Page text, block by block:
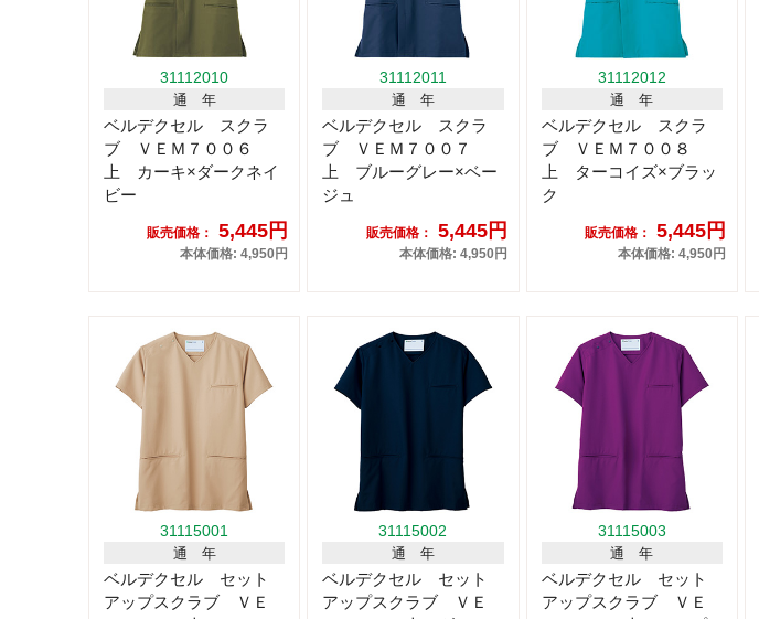
31112010
通 年
ベルデクセル スクラ
ブ ＶＥＭ７００６
上 カーキ×ダークネイ
ビー
販売価格： 5,445円
本体価格: 4,950円
31112011
通 年
ベルデクセル スクラ
ブ ＶＥＭ７００７
上 ブルーグレー×ベー
ジュ
販売価格： 5,445円
本体価格: 4,950円
31112012
通 年
ベルデクセル スクラ
ブ ＶＥＭ７００８
上 ターコイズ×ブラッ
ク
販売価格： 5,445円
本体価格: 4,950円
31115001
通 年
ベルデクセル セット
アップスクラブ ＶＥ
31115002
通 年
ベルデクセル セット
アップスクラブ ＶＥ
31115003
通 年
ベルデクセル セット
アップスクラブ ＶＥ